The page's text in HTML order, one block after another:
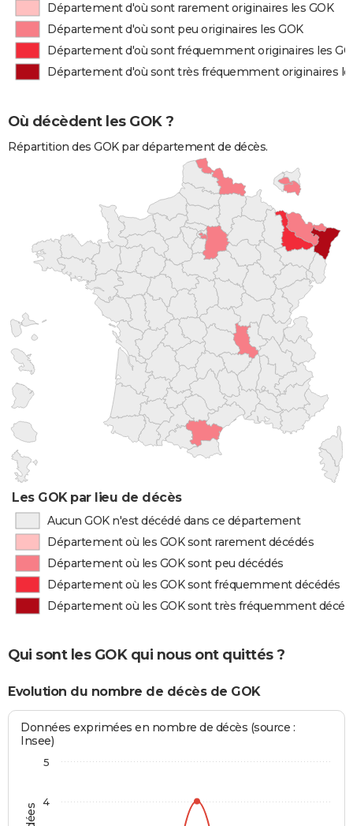
Département d'où sont rarement originaires les GOK
Département d'où sont peu originaires les GOK
Département d'où sont fréquemment originaires les
Département d'où sont très fréquemment originaires
Où décèdent les GOK ?
Répartition des GOK par département de décès.
Les GOK par lieu de décès
Aucun GOK n'est décédé dans ce département
Département où les GOK sont rarement décédés
Département où les GOK sont peu décédés
Département où les GOK sont fréquemment décédés
Département où les GOK sont très fréquemment
Qui sont les GOK qui nous ont quittés ?
Evolution du nombre de décès de GOK
Données exprimées en nombre de décès (source :
Insee)
4
5